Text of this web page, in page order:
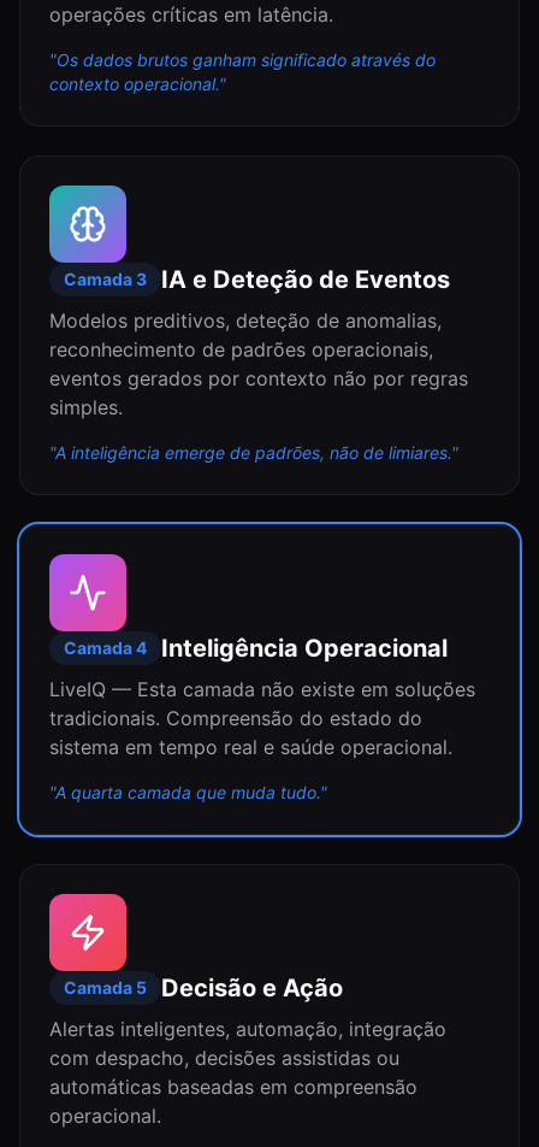
operações críticas em latência.
"Os dados brutos ganham significado através do
contexto operacional."
Camada3 IA e Deteção de Eventos
Modelos preditivos, deteção de anomalias,
reconhecimento de padrões operacionais,
eventos gerados por contexto não por regras
simples.
"A inteligência emerge de padrões, não de limiares."
Camada4 Inteligência Operacional
LiveIQ — Esta camada não existe em soluções
tradicionais. Compreensão do estado do
sistema em tempo real e saúde operacional.
"A quarta camada que muda tudo."
Camada 5 Decisão e Ação
Alertas inteligentes, automação, integração
com despacho, decisões assistidas ou
automáticas baseadas em compreensão
operacional.